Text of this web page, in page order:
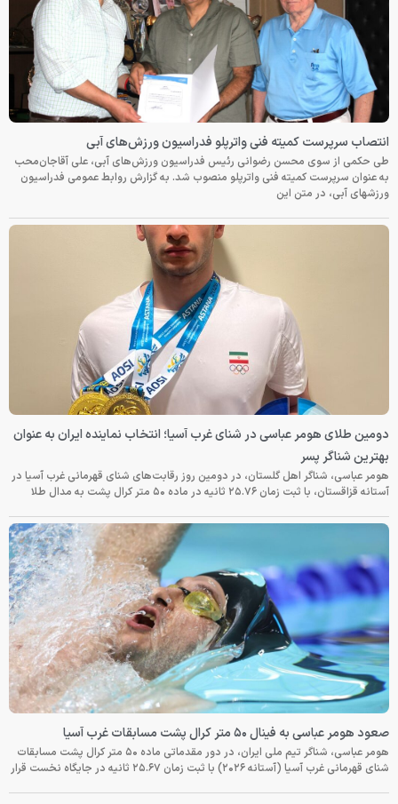
انتصاب سرپرست کمیته فنی واترپلو فدراسیون ورزش‌های آبی
طی حکمی از سوی محسن رضوانی رئیس فدراسیون ورزش‌های آبی، علی آقاجان‌محب
به عنوان سرپرست کمیته فنی واترپلو منصوب شد. به گزارش روابط عمومی فدراسیون
ورزشهای آبی، در متن این
دومین طلای هومر عباسی در شنای غرب آسیا؛ انتخاب نماینده ایران به عنوان
بهترین شناگر پسر
هومر عباسی، شناگر اهل گلستان، در دومین روز رقابت‌های شنای قهرمانی غرب آسیا در
آستانه قزاقستان، با ثبت زمان ۲۵.۷۶ ثانیه در ماده ۵۰ متر کرال پشت به مدال طلا
صعود هومر عباسی به فینال ۵۰ متر کرال پشت مسابقات غرب آسیا
هومر عباسی، شناگر تیم ملی ایران، در دور مقدماتی ماده ۵۰ متر کرال پشت مسابقات
شنای قهرمانی غرب آسیا (آستانه ۲۰۲۶) با ثبت زمان ۲۵.۶۷ ثانیه در جایگاه نخست قرار